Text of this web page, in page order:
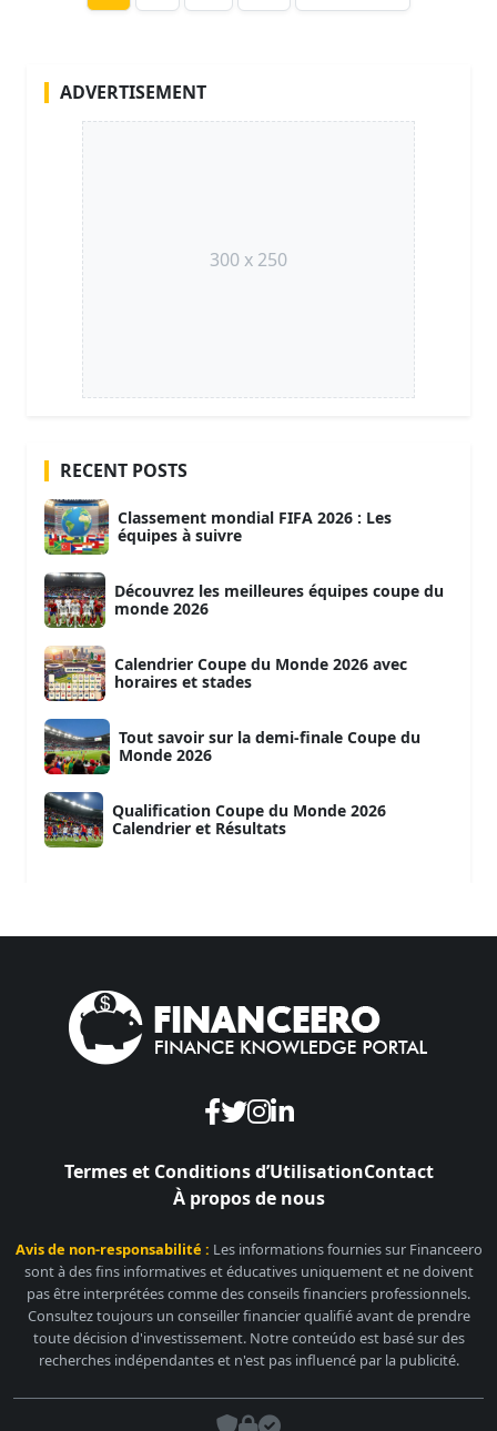
ADVERTISEMENT
300 x 250
RECENT POSTS
Classement mondial FIFA 2026 : Les
équipes à suivre
Découvrez les meilleures équipes coupe du
monde 2026
Calendrier Coupe du Monde 2026 avec
horaires et stades
Tout savoir sur la demi-finale Coupe du
Monde 2026
Qualification Coupe du Monde 2026
Calendrier et Résultats
Termes et Conditions d’UtilisationContact
À propos de nous
Avis de non-responsabilité : Les informations fournies sur Financeero
sont à des fins informatives et éducatives uniquement et ne doivent
pas être interprétées comme des conseils financiers professionnels.
Consultez toujours un conseiller financier qualifié avant de prendre
toute décision d'investissement. Notre conteúdo est basé sur des
recherches indépendantes et n'est pas influencé par la publicité.